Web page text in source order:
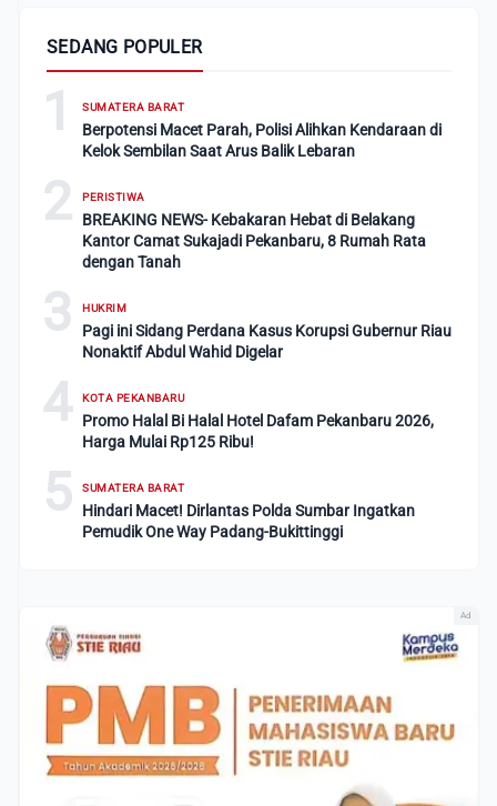
SEDANG POPULER
1 SUMATERA BARAT
Berpotensi Macet Parah, Polisi Alihkan Kendaraan di
Kelok Sembilan Saat Arus Balik Lebaran
2 PERISTIWA
BREAKING NEWS- Kebakaran Hebat di Belakang
Kantor Camat Sukajadi Pekanbaru, 8 Rumah Rata
dengan Tanah
3 HUKRIM
Pagi ini Sidang Perdana Kasus Korupsi Gubernur Riau
Nonaktif Abdul Wahid Digelar
4 KOTA PEKANBARU
Promo Halal Bi Halal Hotel Dafam Pekanbaru 2026,
Harga Mulai Rp125 Ribu!
5 SUMATERA BARAT
Hindari Macet! Dirlantas Polda Sumbar Ingatkan
Pemudik One Way Padang-Bukittinggi
Ad